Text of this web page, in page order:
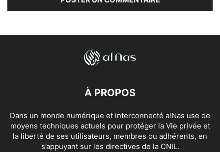
À PROPOS
Dans un monde numérique et interconnecté alNas use de
moyens techniques actuels pour protéger la Vie privée et
la liberté de ses utilisateurs, membres ou adhérents, en
s’appuyant sur les directives de la CNIL.